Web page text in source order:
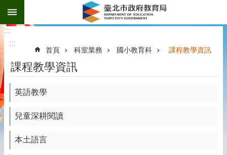
跳到主要內容區塊
:::
:::
首頁 科室業務 國小教育科 課程教學資訊
課程教學資訊
英語教學
兒童深耕閱讀
本土語言